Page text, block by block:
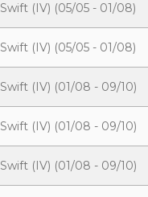
Swift (IV) (05/05 - 01/08)
Swift (IV) (05/05 - 01/08)
Swift (IV) (01/08 - 09/10)
Swift (IV) (01/08 - 09/10)
Swift (IV) (01/08 - 09/10)